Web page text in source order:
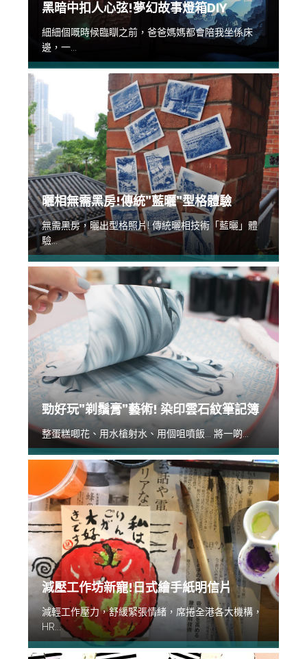
黑暗中扣人心弦!夢幻故事燈箱DIY
細細個嘅時候臨瞓之前，爸爸媽媽都會陪我坐係床
邊，一...
曬相無需黑房!傳統”藍曬”型格體驗
無需黑房，曬出型格照片! 傳統曬相技術「藍曬」體
驗...
勁好玩”剃鬚膏”藝術! 染印雲石紋筆記簿
整蛋糕唧花、用水槍射水、用個咀噴飯... 將一啲...
減壓工作坊新寵!日式繪手紙明信片
減輕工作壓力，舒緩緊張情緒，席捲全港各大機構，
HR...